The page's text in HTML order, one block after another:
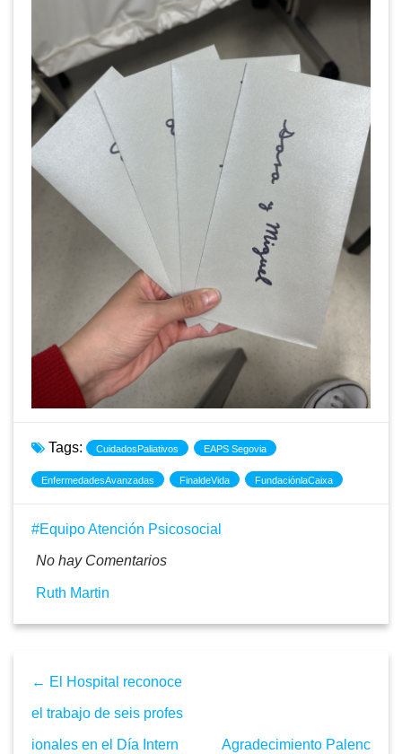
Tags: CuidadosPaliativos EAPS Segovia
EnfermedadesAvanzadas FinaldeVida FundaciónlaCaixa
Equipo Atención Psicosocial
No hay Comentarios
Ruth Martin
← El Hospital reconoce
el trabajo de seis profes
ionales en el Día Intern Agradecimiento Palenc